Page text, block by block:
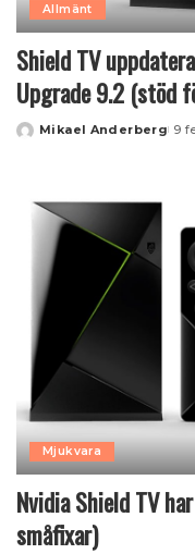
Allmänt
Shield TV
Upgrade 9.2 (stöd
Posted
Mikael Anderberg 9
Mjukvara
Nvidia Shield TV
småfixar)